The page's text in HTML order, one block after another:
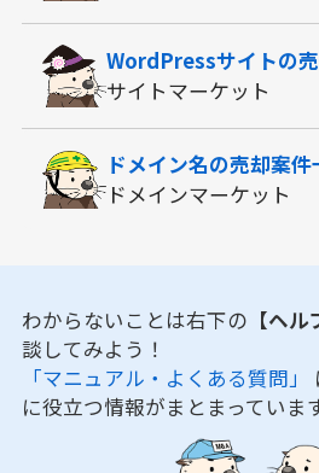
WordPressサイトの
サイトマーケット
ドメイン名の売却案件
ドメインマーケット
わからないことは右下の 【ヘル
談してみよう！
「マニュアル・よくある質問」
に役立つ情報がまとまっています